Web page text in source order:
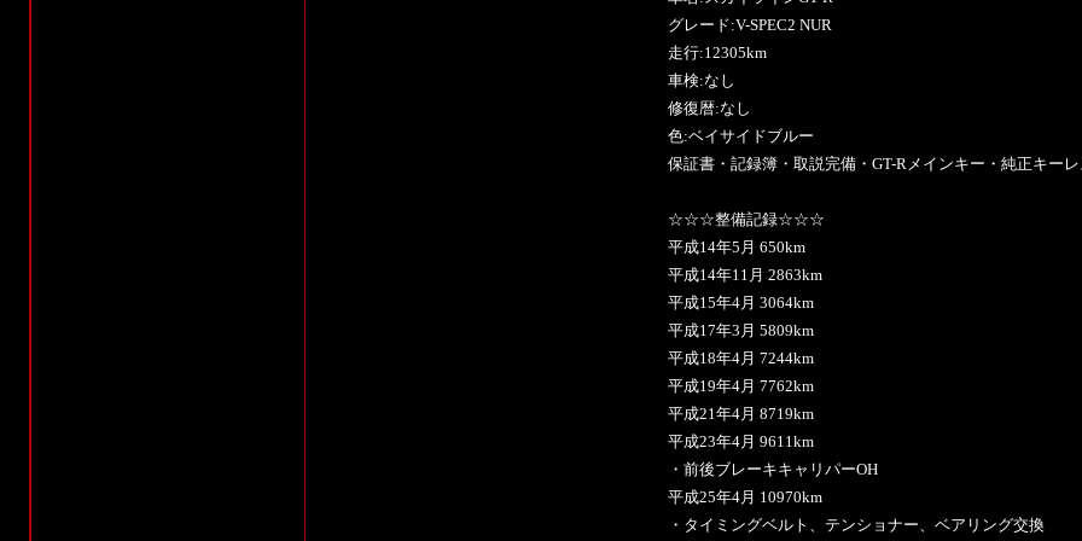
グレード:V-SPEC2 NUR
走行:12305km
車検:なし
修復暦:なし
色:ベイサイドブルー
保証書・記録簿・取説完備・GT-Rメインキー・純正キー
☆☆☆整備記録☆☆☆
平成14年5月 650km
平成14年11月 2863km
平成15年4月 3064km
平成17年3月 5809km
平成18年4月 7244km
平成19年4月 7762km
平成21年4月 8719km
平成23年4月 9611km
・前後ブレーキキャリパーOH
平成25年4月 10970km
・タイミングベルト、テンショナー、ベアリング交換